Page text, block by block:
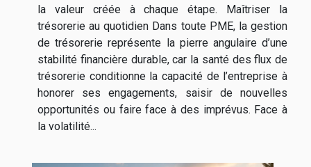
la valeur créée à chaque étape. Maîtriser la
trésorerie au quotidien Dans toute PME, la gestion
de trésorerie représente la pierre angulaire d’une
stabilité financière durable, car la santé des flux de
trésorerie conditionne la capacité de l’entreprise à
honorer ses engagements, saisir de nouvelles
opportunités ou faire face à des imprévus. Face à
la volatilité...